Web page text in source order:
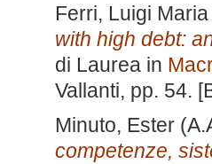
Ferri, Luigi Maria
with high debt:
di Laurea in
Vallanti, pp. 54.
Minuto, Ester
competenze,